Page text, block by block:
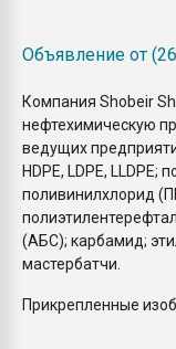
Объявление от
Компания Shobeir
нефтехимическую
ведущих
HDPE, LDPE,
поливинилхлорид
(АБС); карбамид;
мастербатчи.
Прикрепленные